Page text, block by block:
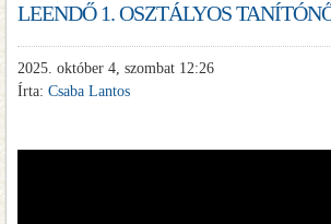
LEENDŐ 1. OSZTÁLYOS
2025. október 4, szombat 12:26
Írta: Csaba Lantos